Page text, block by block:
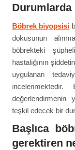
Durumlarda
Böbrek biyopsisi
dokusunun
böbrekteki
hastalığının
uygulanan
değerlendirmenin
teşkil edecek bir
Başlıca
gerektiren